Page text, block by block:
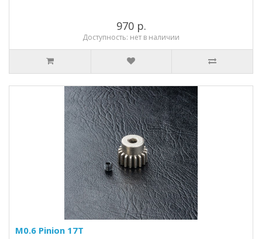
970 р.
Доступность: нет в наличии
M0.6 Pinion 17T